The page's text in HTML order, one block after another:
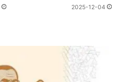
2025-12-04